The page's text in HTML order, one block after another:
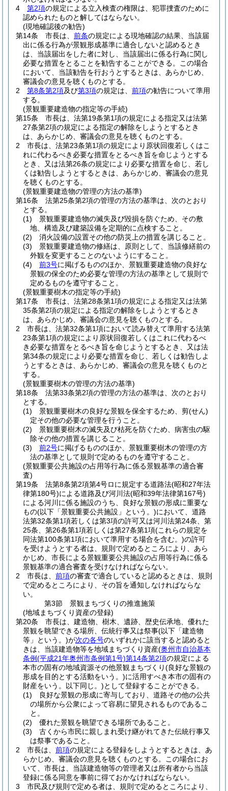
4
第2項の規定による立入検査の権限は、犯罪捜査のために
認められたものと解してはならない。
(現地確認後の勧告)
第14条
市長は、 前条の規定による現地確認の結果、当該届
出に係る行為が景観形成基準に適合しないと認めるとき
は、当該届出をした者に対し、当該届出に係る行為に関し
必要な措置をとることを勧告することができる。
この場合
において、当該勧告を行おうとするときは、あらかじめ、
審議会の意見を聴くものとする。
2
第8条第2項及び第3項の規定は、 前項の勧告について準用
する。
(景観重要建造物の指定等の手続)
第15条
市長は、法第19条第1項の規定による指定又は法第
27条第2項の規定による指定の解除をしようとするとき
は、あらかじめ、審議会の意見を聴くものとする。
2
市長は、法第23条第1項の規定により原状回復若しくはこ
れに代わるべき必要な措置をとるべき旨を命じようとする
とき、又は法第26条の規定により必要な措置を命じ、若し
くは勧告しようとするときは、あらかじめ、審議会の意見
を聴くものとする。
(景観重要建造物の管理の方法の基準)
第16条
法第25条第2項の管理の方法の基準は、次のとおり
とする。
(1)
景観重要建造物の滅失及び毀損を防ぐため、その敷
地、構造及び建築設備を定期的に点検すること。
(2)
消火設備の設置その他の防災上の措置を講じること。
(3)
景観重要建造物の修繕は、原則として、当該修繕前の
外観を変更することのないようにすること。
(4)
前3号に掲げるもののほか、景観重要建造物の良好な
景観の保全のため必要な管理の方法の基準として規則で
定めるものを遵守すること。
(景観重要樹木の指定等の手続)
第17条
市長は、法第28条第1項の規定による指定又は法第
35条第2項の規定による指定の解除をしようとするとき
は、あらかじめ、審議会の意見を聴くものとする。
2
市長は、法第32条第1項において読み替えて準用する法第
23条第1項の規定により原状回復若しくはこれに代わるべ
き必要な措置をとるべき旨を命じようとするとき、又は法
第34条の規定により必要な措置を命じ、若しくは勧告しよ
うとするときは、あらかじめ、審議会の意見を聴くものと
する。
(景観重要樹木の管理の方法の基準)
第18条
法第33条第2項の管理の方法の基準は、次のとおり
とする。
(1)
景観重要樹木の良好な景観を保全するため、剪(せん)
定その他の必要な管理を行うこと。
(2)
景観重要樹木の滅失及び枯死を防ぐため、病害虫の駆
除その他の措置を講じること。
(3)
前2号に掲げるもののほか、景観重要樹木の管理の方
法の基準として規則で定めるものを遵守すること。
(景観重要公共施設の占用等行為に係る景観基準の適合審
査)
第19条
法第8条第2項第4号ロに規定する道路法(昭和27年法
律第180号)による道路及び河川法(昭和39年法律第167号)
による河川に係る施設のうち、良好な景観の形成に重要な
もの(以下「景観重要公共施設」という。)において、道路
法第32条第1項若しくは第3項の許可又は河川法第24条、第
25条、第26条第1項若しくは第27条第1項(これらの規定を
同法第100条第1項において準用する場合を含む。)の許可
を受けようとする者は、規則で定めるところにより、あら
かじめ、市長による景観重要公共施設の占用等行為に係る
景観基準の適合審査を受けなければならない。
2
市長は、 前項の審査で適合していると認めるときは、規則
で定めるところにより、その旨を通知しなければならな
い。
第3節
景観まちづくりの推進施策
(地域まちづくり資産の登録)
第20条
市長は、建造物、樹木、遺跡、歴史伝承地、優れた
景観を眺望できる場所、伝統行事又は祭事(以下「建造物
等」という。)が次の各号のいずれかに該当すると認めると
きは、当該建造物等を地域まちづくり資産(奥州市自治基本
条例(平成21年奥州市条例第1号)第14条第2項の規定による
本市の固有の地域資源その他景観まちづくり(良好な景観の
形成を目的とする活動をいう。)に活用すべき本市の固有の
財産をいう。以下同じ。)として登録することができる。
(1)
良好な景観の形成に寄与しており、道路その他の公共
の場所から公衆によって容易に望見されるものであるこ
と。
(2)
優れた景観を眺望できる場所であること。
(3)
古くから市民に親しまれ受け継がれてきた伝統行事又
は祭事であること。
2
市長は、 前項の規定による登録をしようとするときは、あ
らかじめ、審議会の意見を聴くものとする。
この場合にお
いて、市長は、当該建造物等の管理者又は所有者から当該
登録に係る同意を事前に得ておかなければならない。
3
市民及び規則で定める者は、規則で定めるところにより、